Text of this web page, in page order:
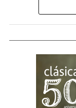
Me gusta esto: